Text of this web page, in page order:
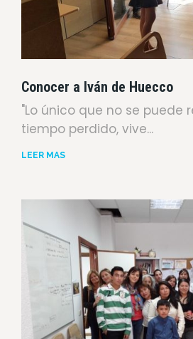
Conocer a Iván de Huecco
"Lo único que no se puede
tiempo perdido, vive...
LEER MÁS